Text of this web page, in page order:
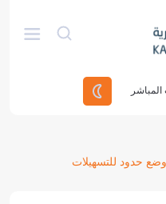
المباشر
حدود للتسهيلات